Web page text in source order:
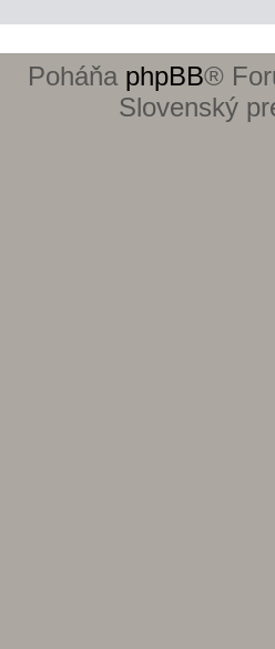
Poháňa phpBB®
Slovenský